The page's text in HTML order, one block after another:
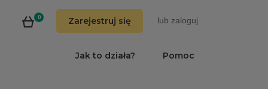
0 Zarejestruj się lub zaloguj
Pomoc
Jak to działa?